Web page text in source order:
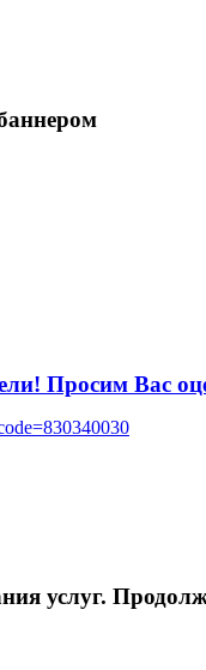
Просим Вас
услуг.